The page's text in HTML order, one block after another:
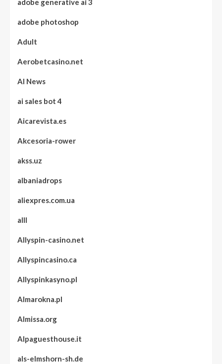
adobe generative ai 3
adobe photoshop
Adult
Aerobetcasino.net
AI News
ai sales bot 4
Aicarevista.es
Akcesoria-rower
akss.uz
albaniadrops
aliexpres.com.ua
alll
Allyspin-casino.net
Allyspincasino.ca
Allyspinkasyno.pl
Almarokna.pl
Almissa.org
Alpaguesthouse.it
als-elmshorn-sh.de